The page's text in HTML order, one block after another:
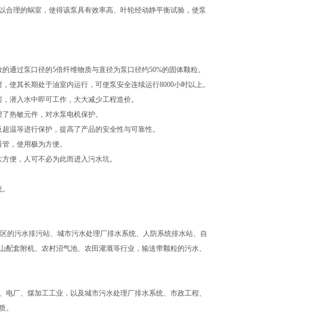
理的蜗室，使得该泵具有效率高、叶轮经动静平衡试验，使泵
通过泵口径的5倍纤维物质与直径为泵口径约50%的固体颗粒。
使其长期处于油室内运行，可使泵安全连续运行8000小时以上。
潜入水中即可工作，大大减少工程造价。
热敏元件，对水泵电机保护。
温等进行保护，提高了产品的安全性与可靠性。
，使用极为方便。
便，人可不必为此而进入污水坑。
的污水排污站、城市污水处理厂排水系统、人防系统排水站、自
套附机、农村沼气池、农田灌溉等行业，输送带颗粒的污水、
厂、煤加工工业，以及城市污水处理厂排水系统、市政工程、
。